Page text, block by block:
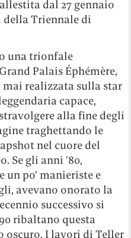
allestita dal 27 gennaio
Triennale di
una trionfale
Palais Éphémère,
realizzata sulla star
capace,
alla fine degli
traghettando le
nel cuore del
Se gli anni ’80,
po’ manieriste e
avevano onorato la
successivo si
ribaltano questa
oscuro. I lavori di Teller